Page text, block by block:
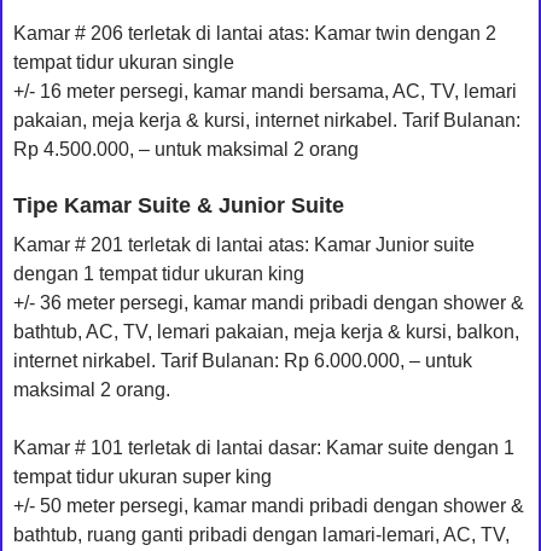
Kamar # 206 terletak di lantai atas: Kamar twin dengan 2
tempat tidur ukuran single
+/- 16 meter persegi, kamar mandi bersama, AC, TV, lemari
pakaian, meja kerja & kursi, internet nirkabel. Tarif Bulanan:
Rp 4.500.000, – untuk maksimal 2 orang
Tipe Kamar Suite & Junior Suite
Kamar # 201 terletak di lantai atas: Kamar Junior suite
dengan 1 tempat tidur ukuran king
+/- 36 meter persegi, kamar mandi pribadi dengan shower &
bathtub, AC, TV, lemari pakaian, meja kerja & kursi, balkon,
internet nirkabel. Tarif Bulanan: Rp 6.000.000, – untuk
maksimal 2 orang.
Kamar # 101 terletak di lantai dasar: Kamar suite dengan 1
tempat tidur ukuran super king
+/- 50 meter persegi, kamar mandi pribadi dengan shower &
bathtub, ruang ganti pribadi dengan lamari-lemari, AC, TV,